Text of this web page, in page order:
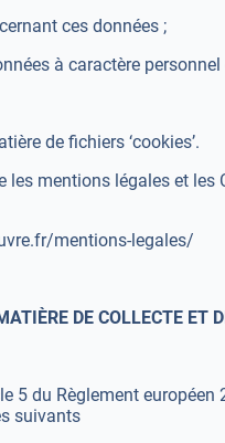
ces données ;
à caractère
de fichiers ‘cookies’.
mentions légales et
mentions-legales/
DE COLLECTE ET
5 du Règlement
suivants